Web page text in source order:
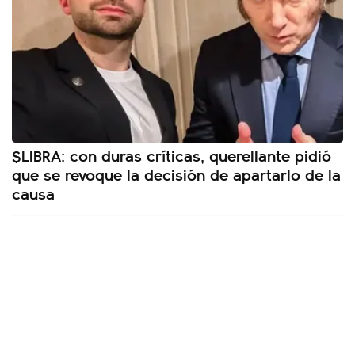
$LIBRA: con duras críticas, querellante pidió
que se revoque la decisión de apartarlo de la
causa